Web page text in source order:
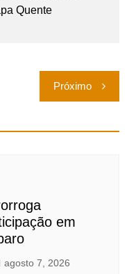
Quente
Próximo
em
agosto 7, 2026